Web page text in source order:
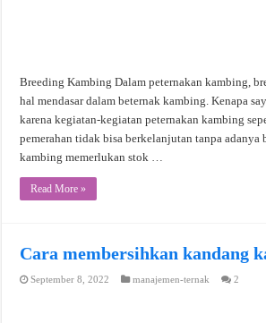
Breeding Kambing Dalam peternakan kambing,
hal mendasar dalam beternak kambing. Kenapa
karena kegiatan-kegiatan peternakan kambing
pemerahan tidak bisa berkelanjutan tanpa adanya
kambing memerlukan stok …
Read More »
Cara membersihkan kandang
September 8, 2022 manajemen-ternak 2